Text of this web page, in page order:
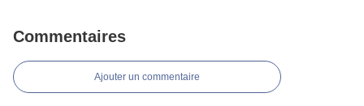
Commentaires
Ajouter un commentaire